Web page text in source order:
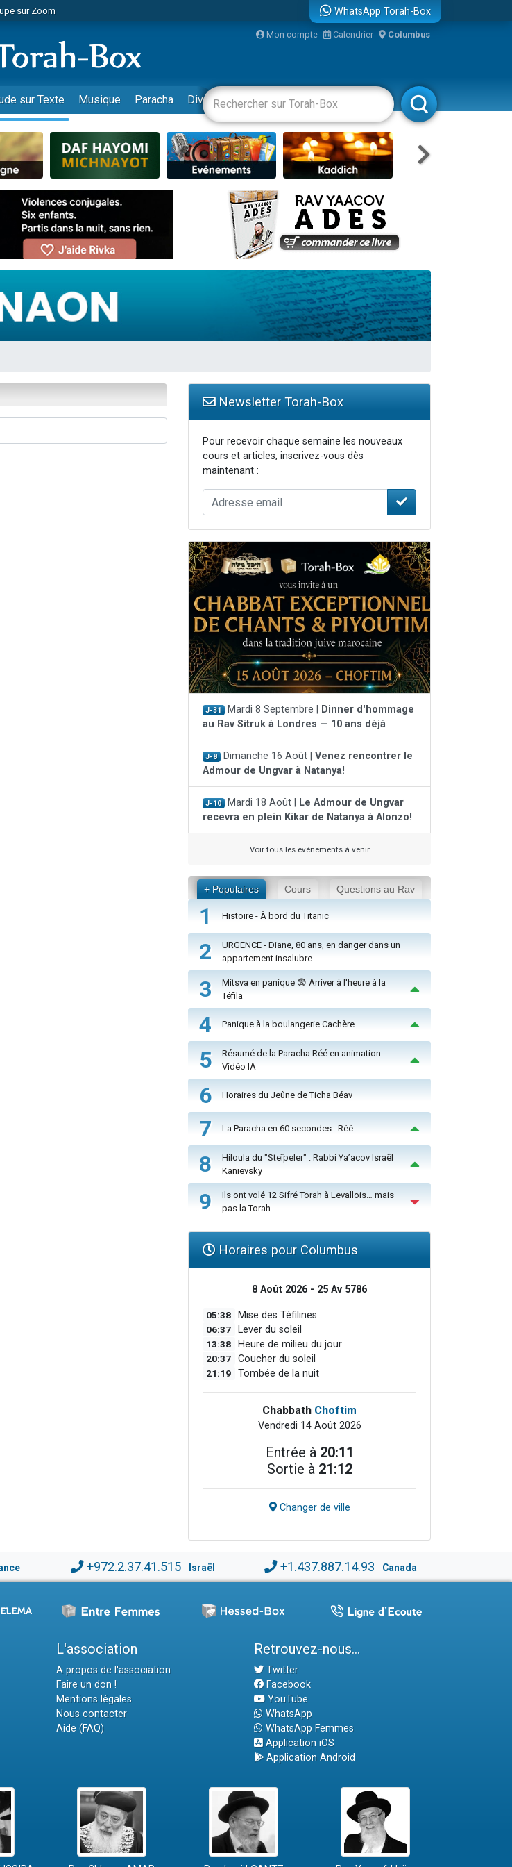
sur Zoom
WhatsApp
WhatsApp
pour Reloger Rivka, 6 enfants, victime de violences...
1 Journée de Vacances Pour les Enfants
WhatsApp
sur Zoom
WhatsApp
WhatsApp
WhatsApp
bénédiction
pour Sauvez la jambe de Yohan
Music
bénédiction
WhatsApp Torah-Box
Mon compte Calendrier Columbus
sur Texte Musique Paracha Divertissements Livres Rabbanim
Newsletter Torah-Box
Pour recevoir chaque semaine les nouveaux
cours et articles, inscrivez-vous dès
maintenant :
J-31 Mardi 8 Septembre |
Dinner d'hommage
au Rav Sitruk à Londres — 10 ans déjà
J-8 Dimanche 16 Août | Venez rencontrer le
Admour de Ungvar à Natanya!
J-10 Mardi 18 Août |
Le Admour de Ungvar
recevra en plein Kikar de Natanya à Alonzo!
Voir tous les événements à venir
+ Populaires Cours Questions au Rav
1 Histoire - À bord du Titanic
2
URGENCE - Diane, 80 ans, en danger dans un
appartement insalubre
3
Mitsva en panique 😨 Arriver à l'heure à la
Téfila
4 Panique à la boulangerie Cachère
5
Résumé de la Paracha Réé en animation
Vidéo IA
6 Horaires du Jeûne de Ticha Béav
7 La Paracha en 60 secondes : Réé
8
Hiloula du "Steïpeler" : Rabbi Ya’acov Israël
Kanievsky
9
Ils ont volé 12 Sifré Torah à Levallois… mais
pas la Torah
Horaires pour Columbus
8 Août 2026 - 25 Av 5786
05:38 Mise des Téfilines
06:37 Lever du soleil
13:38 Heure de milieu du jour
20:37 Coucher du soleil
21:19 Tombée de la nuit
Chabbath Choftim
Vendredi 14 Août 2026
Entrée à 20:11
Sortie à 21:12
Changer de ville
+972.2.37.41.515 Israël +1.437.887.14.93 Canada
L'association
A propos de l'association
Faire un don !
Mentions légales
Nous contacter
Aide (FAQ)
Retrouvez-nous...
Twitter
Facebook
YouTube
WhatsApp
WhatsApp Femmes
Application iOS
Application Android